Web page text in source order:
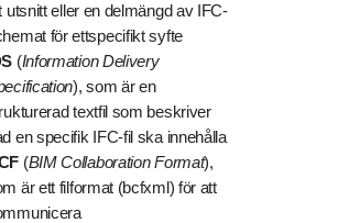
utsnitt eller en delmängd av IFC-
för ettspecifikt syfte
(Information Delivery
), som är en
textfil som beskriver
en specifik IFC-fil ska innehålla
(BIM Collaboration Format),
är ett filformat (bcfxml) för att